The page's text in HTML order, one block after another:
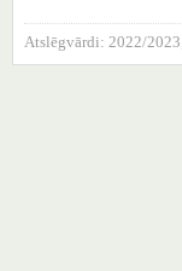
Atslēgvārdi: 2022/2023